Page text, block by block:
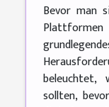
Bevor man
beleuchtet,
sollten,